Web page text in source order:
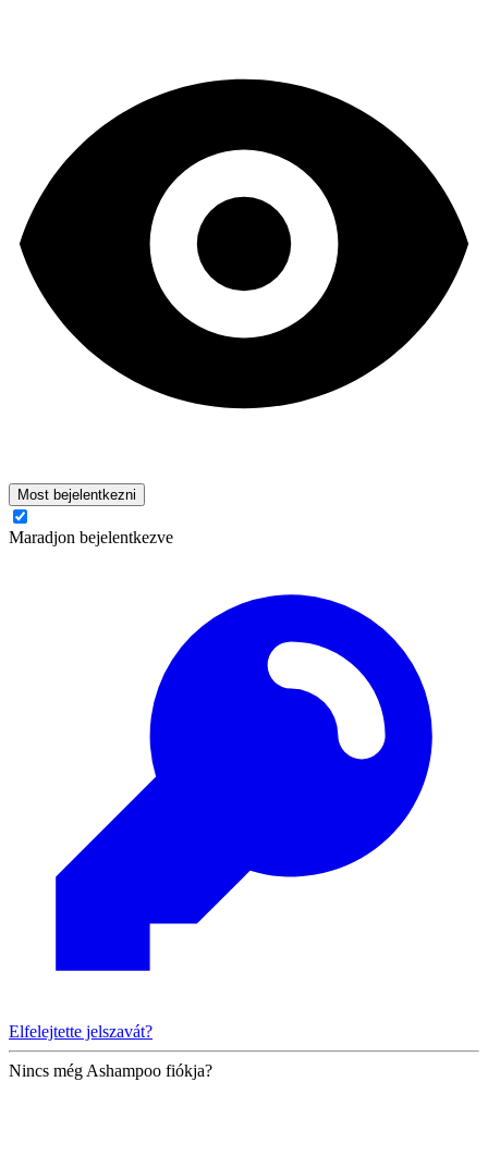
Most bejelentkezni
Maradjon bejelentkezve
Elfelejtette jelszavát?
Nincs még Ashampoo fiókja?